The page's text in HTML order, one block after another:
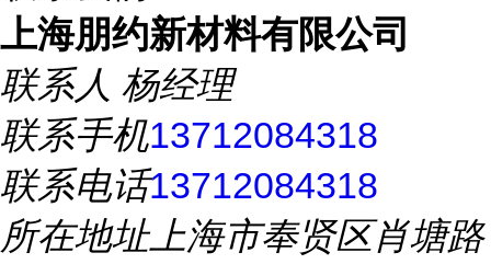
上海朋约新材料有限公司
联系人 杨经理
联系手机13712084318
联系电话13712084318
所在地址上海市奉贤区肖塘路